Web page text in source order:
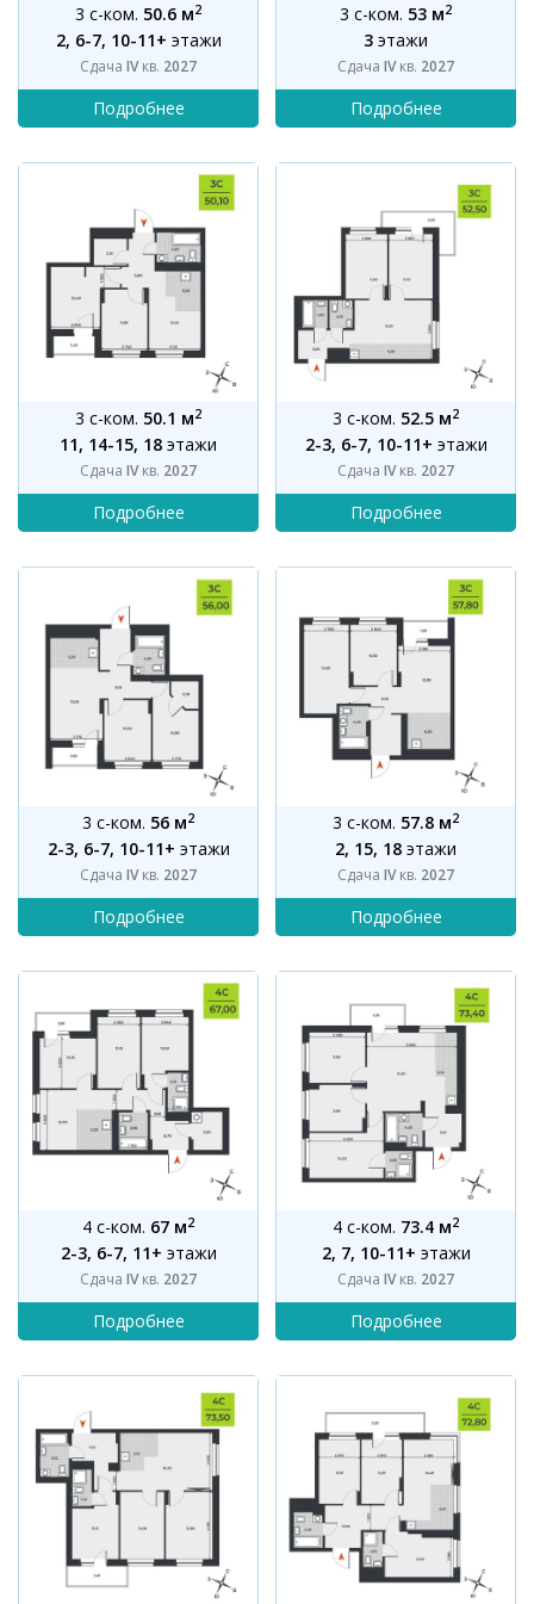
3 с-ком. 50.6 м2
2, 6-7, 10-11+ этажи
Сдача IVкв. 2027
3 с-ком. 53 м2
3 этажи
Сдача IVкв. 2027
3 с-ком. 50.1 м2
11, 14-15, 18 этажи
Сдача IVкв. 2027
3 с-ком. 52.5 м2
2-3, 6-7, 10-11+ этажи
Сдача IVкв. 2027
3 с-ком. 56 м2
2-3, 6-7, 10-11+ этажи
Сдача IVкв. 2027
3 с-ком. 57.8 м2
2, 15, 18 этажи
Сдача IVкв. 2027
4 с-ком. 67 м2
2-3, 6-7, 11+ этажи
Сдача IVкв. 2027
4 с-ком. 73.4 м2
2, 7, 10-11+ этажи
Сдача IVкв. 2027